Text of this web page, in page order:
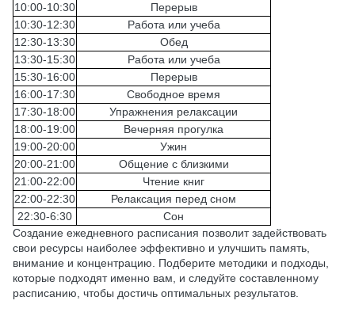
10:00-10:30
Перерыв
10:30-12:30
Работа или учеба
12:30-13:30
Обед
13:30-15:30
Работа или учеба
15:30-16:00
Перерыв
16:00-17:30
Свободное время
17:30-18:00
Упражнения релаксации
18:00-19:00
Вечерняя прогулка
19:00-20:00
Ужин
20:00-21:00
Общение с близкими
21:00-22:00
Чтение книг
22:00-22:30
Релаксация перед сном
22:30-6:30
Сон
Создание ежедневного расписания позволит задействовать
свои ресурсы наиболее эффективно и улучшить память,
внимание и концентрацию. Подберите методики и подходы,
которые подходят именно вам, и следуйте составленному
расписанию, чтобы достичь оптимальных результатов.